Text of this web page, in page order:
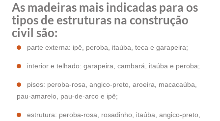
As madeiras mais indicadas para os
tipos de estruturas na construção
civil são:
parte externa: ipê, peroba, itaúba, teca e garapeira;
interior e telhado: garapeira, cambará, itaúba e peroba;
pisos: peroba-rosa, angico-preto, aroeira, macacaúba,
pau-amarelo, pau-de-arco e ipê;
estrutura: peroba-rosa, rosadinho, itaúba, angico-preto,